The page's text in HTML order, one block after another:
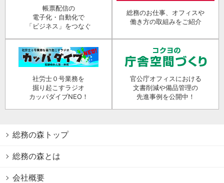
帳票配信の
電子化・自動化で
「ビジネス」をつなぐ
総務のお仕事、オフィスや
働き方の取組みをご紹介
社労士０号業務を
掘り起こすラジオ
カッパダイブNEO！
官公庁オフィスにおける
文書削減や備品管理の
先進事例を公開中！
総務の森トップ
総務の森とは
会社概要